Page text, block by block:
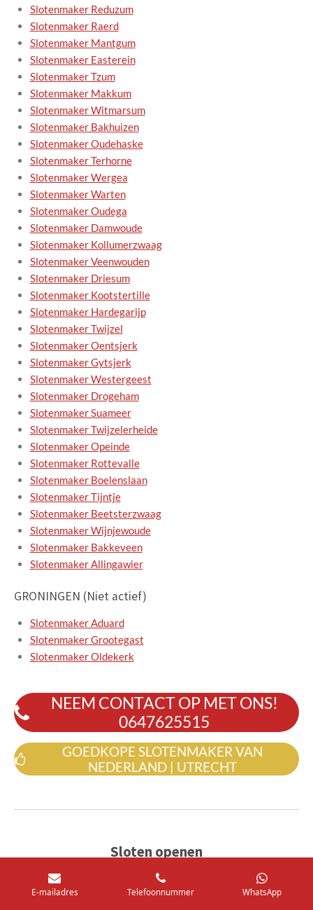
Slotenmaker Reduzum
Slotenmaker Raerd
Slotenmaker Mantgum
Slotenmaker Easterein
Slotenmaker Tzum
Slotenmaker Makkum
Slotenmaker Witmarsum
Slotenmaker Bakhuizen
Slotenmaker Oudehaske
Slotenmaker Terhorne
Slotenmaker Wergea
Slotenmaker Warten
Slotenmaker Oudega
Slotenmaker Damwoude
Slotenmaker Kollumerzwaag
Slotenmaker Veenwouden
Slotenmaker Driesum
Slotenmaker Kootstertille
Slotenmaker Hardegarijp
Slotenmaker Twijzel
Slotenmaker Oentsjerk
Slotenmaker Gytsjerk
Slotenmaker Westergeest
Slotenmaker Drogeham
Slotenmaker Suameer
Slotenmaker Twijzelerheide
Slotenmaker Opeinde
Slotenmaker Rottevalle
Slotenmaker Boelenslaan
Slotenmaker Tijntje
Slotenmaker Beetsterzwaag
Slotenmaker Wijnjewoude
Slotenmaker Bakkeveen
Slotenmaker Allingawier
GRONINGEN (Niet actief)
Slotenmaker Aduard
Slotenmaker Grootegast
Slotenmaker Oldekerk
NEEM CONTACT OP MET ONS!
0647625515
GOEDKOPE SLOTENMAKER VAN
NEDERLAND | UTRECHT
Sloten openen
Een slot openen omdat u uw sleutels binnen heeft
laten liggen, de sleutel in het slot is afgebroken of u
E-mailadres Telefoonnummer WhatsApp